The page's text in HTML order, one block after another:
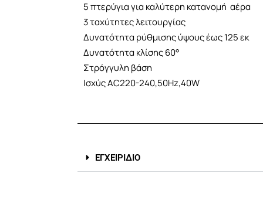
5 πτερύγια για καλύτερη κατανομή αέρα
3 ταχύτητες λειτουργίας
Δυνατότητα ρύθμισης ύψους έως 125 εκ
Δυνατότητα κλίσης 60°
Στρόγγυλη βάση
Ισχύς AC220-240,50Hz,40W
ΕΓΧΕΙΡΙΔΙΟ